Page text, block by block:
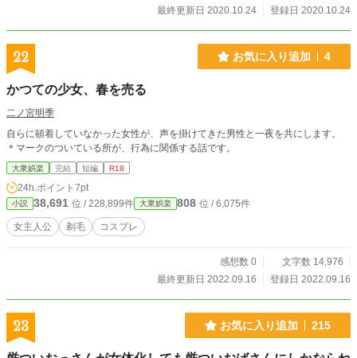
最終更新日 2020.10.24
登録日 2020.10.24
22 お気に入り追加 4
かつての少女、春を売る
二ノ宮明季
自らに頓着していなかった女性が、声を掛けてきた男性と一夜を共にします。
＊マークのついている所が、行為に関係する話です。
大衆娯楽 完結 短編 R18
24h.ポイント 7pt
小説 38,691 位 / 228,899件 大衆娯楽 808 位 / 6,075件
女主人公 剃毛 コスプレ
感想数 0
文字数 14,976
最終更新日 2022.09.16
登録日 2022.09.16
23 お気に入り追加 215